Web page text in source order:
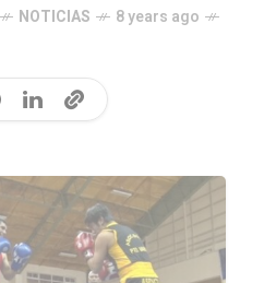
NOTICIAS
8 years ago